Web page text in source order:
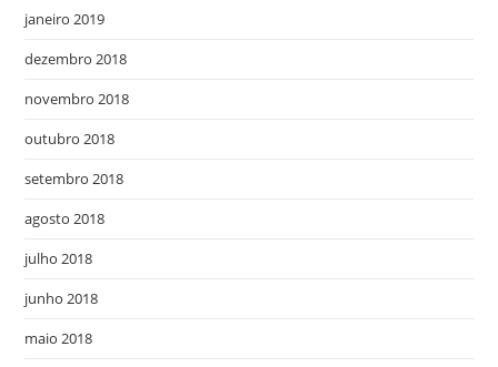
janeiro 2019
dezembro 2018
novembro 2018
outubro 2018
setembro 2018
agosto 2018
julho 2018
junho 2018
maio 2018